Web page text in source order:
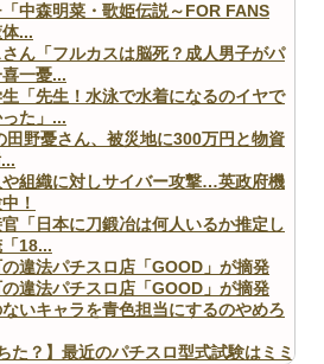
「中森明菜・歌姫伝説～FOR FANS
...
ん「フルカスは脳死？成人男子がパ
一憂...
生「先生！水泳で水着になるのイヤで
た」...
田野憂さん、被災地に300万円と物資
組織に対しサイバー攻撃…英政府機
！
官「日本に刀鍛冶は何人いるか推定し
18...
違法パチスロ店「GOOD」が摘発
違法パチスロ店「GOOD」が摘発
いキャラを青色担当にするのやめろ
た？】最近のパチスロ型式試験はミミ